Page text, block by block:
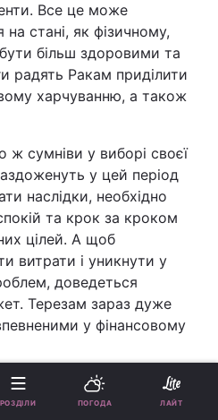
Все це може
стані, як фізичному,
більш здоровими та
радять Ракам приділити
харчуванню, а також
ж сумніви у виборі своєї
у цей період
наслідки, необхідно
та крок за кроком
цілей. А щоб
витрати і уникнути у
доведеться
Терезам зараз дуже
у фінансовому
знаки Зодіаку, які
на критику.
РОЗДІЛИ ПОГОДА ЛАЙТ